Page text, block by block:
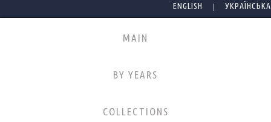
ENGLISH | УКРАЇНСЬКА
MAIN
BY YEARS
COLLECTIONS